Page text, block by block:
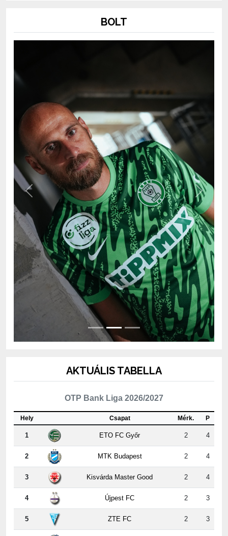
BOLT
Previous Next
AKTUÁLIS TABELLA
OTP Bank Liga 2026/2027
Hely Csapat Mérk. P
1 ETO FC Győr 2 4
2 MTK Budapest 2 4
3 Kisvárda Master Good 2 4
4 Újpest FC 2 3
5 ZTE FC 2 3